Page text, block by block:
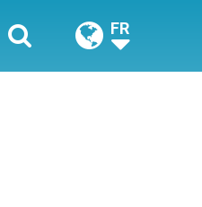
FR